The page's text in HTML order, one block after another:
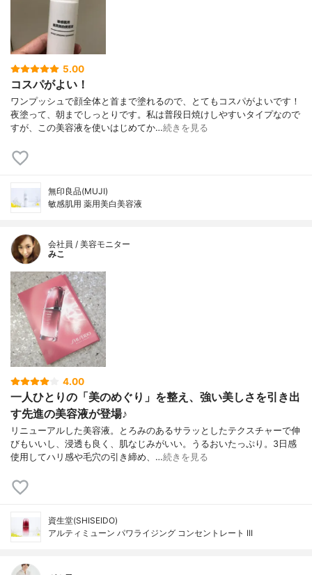
5.00
コスパがよい！
ワンプッシュで顔全体と首まで塗れるので、とてもコスパがよいです！
夜塗って、朝までしっとりです。私は普段日焼けしやすいタイプなので
すが、この美容液を使いはじめてか…続きを見る
無印良品(MUJI)
敏感肌用 薬用美白美容液
会社員 / 美容モニター
みこ
4.00
一人ひとりの「美のめぐり」を整え、強い美しさを引き出
す先進の美容液が登場♪
リニューアルした美容液。とろみのあるサラッとしたテクスチャーで伸
びもいいし、浸透も良く、肌なじみがいい。うるおいたっぷり。3日感
使用してハリ感や毛穴の引き締め、…続きを見る
資生堂(SHISEIDO)
アルティミューン パワライジング コンセントレート III